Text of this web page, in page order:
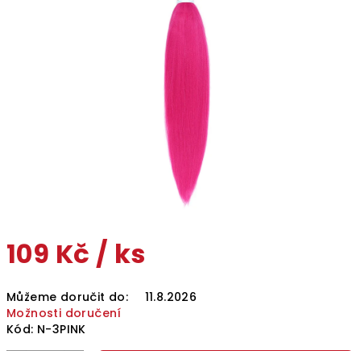
109 Kč / ks
cena:
Můžeme doručit do:
11.8.2026
Možnosti doručení
Kód: N-3PINK